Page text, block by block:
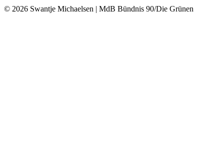
© 2026 Swantje Michaelsen | MdB Bündnis 90/Die Grünen